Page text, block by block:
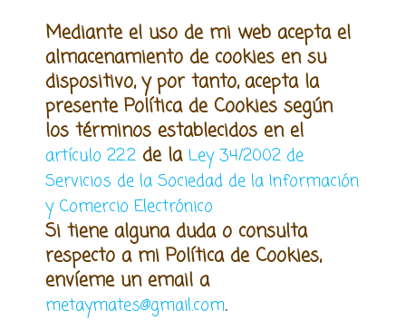
Mediante el uso de mi web acepta el
almacenamiento de cookies ensu
dispositivo, y por tanto, acepta la
presente Política de Cookies según
los términos establecidos en el
artículo 22.2 de la Ley 34/2002 de
Servicios de la Sociedad de la Información
y Comercio Electrónico
Si tiene alguna duda o consulta
respecto a mi Política de Cookies,
envíeme un email a
metaymates@gmail.com.